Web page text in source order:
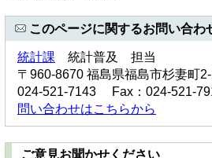
このページに関するお問い合わ
統計課 統計普及 担当
〒960-8670 福島県福島市杉妻町
024-521-7143 Fax：024-521-
問い合わせはこちらから
ご意見お聞かせください